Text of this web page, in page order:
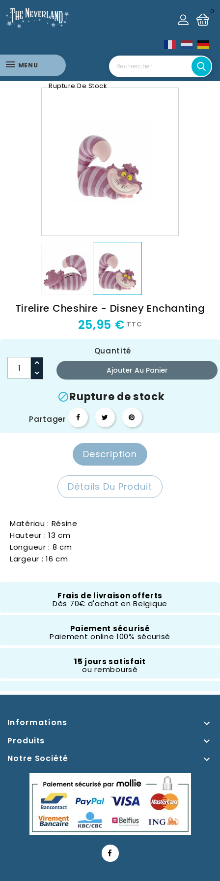
0
MENU
Rupture De Stock
Tirelire Cheshire - Disney Enchanting
25,95 € TTC
Quantité
Ajouter Au Panier
Rupture de stock
Partager
Description
Détails Du Produit
Matériau : Résine
Hauteur : 13 cm
Longueur : 8 cm
Largeur : 16 cm
Composition Résine
10 À 20 Cm
Merveilles
Frais de livraison offerts
Dès 70€ d'achat en Belgique
Paiement sécurisé
Paiement online 100% sécurisé
15 jours satisfait
ou remboursé
Informations 
Produits 
Notre Société 